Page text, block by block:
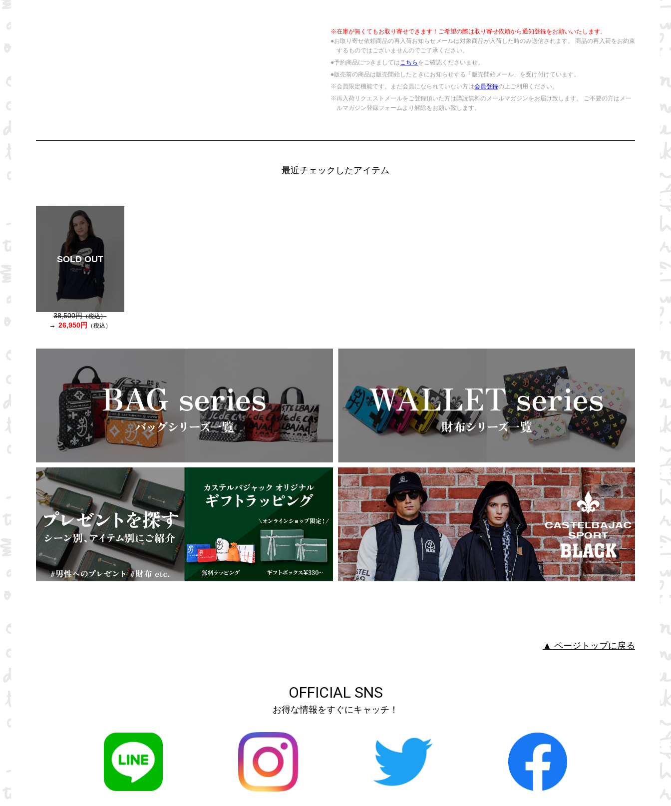
※在庫が無くてもお取り寄せできます！ご希望の際は取り寄せ依頼から通知登録をお願いいたします。
●お取り寄せ依頼商品の再入荷お知らせメールは対象商品が入荷した時のみ送信されます。 商品の再入荷をお約束
するものではございませんのでご了承ください。
●予約商品につきましてはこちら をご確認くださいませ。
●販売前の商品は販売開始したときにお知らせする「販売開始メール」を受け付けています。
※会員限定機能です。まだ会員になられていない方は会員登録の上ご利用ください。
※再入荷リクエストメールをご登録頂いた方は購読無料のメールマガジンをお届け致します。 ご不要の方はメー
ルマガジン登録フォームより解除をお願い致します。
最近チェックしたアイテム
SOLD OUT
38,500円（税込）
26,950円 （税込）
▲ ページトップに戻る
OFFICIAL SNS
お得な情報をすぐにキャッチ！